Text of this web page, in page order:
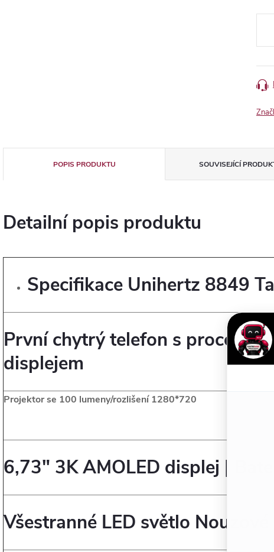
POPIS PRODUKTU SOUVISEJÍCÍ
Detailní popis produktu
Specifikace Unihertz 8849
První chytrý telefon s
displejem
Projektor se 100 lumeny/rozlišení 1280*720
6,73" 3K AMOLED displej |
Všestranné LED světlo Nouzové